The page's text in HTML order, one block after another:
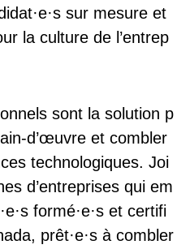
·e·s sur mesure et
la culture de l’entrep
sont la solution p
d’œuvre et combler
technologiques. Joi
d’entreprises qui em
·e·s formé·e·s et certifi
prêt·e·s à combler